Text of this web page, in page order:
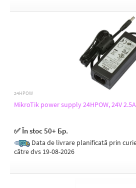
24HPOW
MikroTik power supply 24HPOW, 24V
✅ În stoc 50+ Бр.
Data de livrare planificată prin
către dvs 19-08-2026